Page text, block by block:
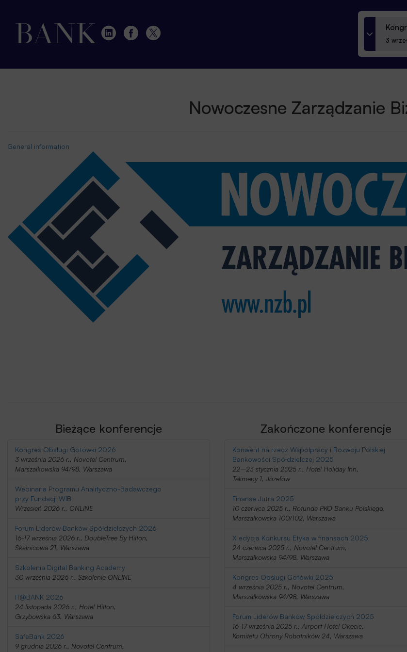
3
Nowoczesne Zarządzanie
General information
Bieżące konferencje
Kongres Obsługi Gotówki 2026
3 września 2026 r., Novotel Centrum,
Marszałkowska 94/98, Warszawa
Webinaria Programu Analityczno-Badawczego
przy Fundacji WIB
Wrzesień 2026 r., ONLINE
Forum Liderów Banków Spółdzielczych 2026
16-17 września 2026 r., DoubleTree By Hilton,
Skalnicowa 21, Warszawa
Szkolenia Digital Banking Academy
30 września 2026 r., Szkolenie ONLINE
IT@BANK 2026
24 listopada 2026 r., Hotel Hilton,
Grzybowska 63, Warszawa
SafeBank 2026
9 grudnia 2026 r., Novotel Centrum,
Zakończone konferencje
Konwent na rzecz Współpracy i Rozwoju Polskiej
Bankowości Spółdzielczej 2025
22–23 stycznia 2025 r., Hotel Holiday Inn,
Telimeny 1, Józefów
Finanse Jutra 2025
10 czerwca 2025 r., Rotunda PKO Banku Polskiego,
Marszałkowska 100/102, Warszawa
X edycja Konkursu Etyka w finansach 2025
24 czerwca 2025 r., Novotel Centrum,
Marszałkowska 94/98, Warszawa
Kongres Obsługi Gotówki 2025
4 września 2025 r., Novotel Centrum,
Marszałkowska 94/98, Warszawa
Forum Liderów Banków Spółdzielczych 2025
16-17 września 2025 r., Airport Hotel Okęcie,
Komitetu Obrony Robotników 24, Warszawa